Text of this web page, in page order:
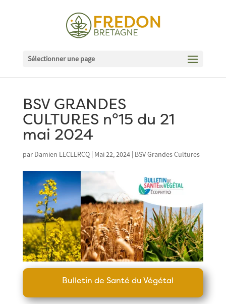
Sélectionner une page
BSV GRANDES
CULTURES n°15 du 21
mai 2024
par Damien LECLERCQ| Mai 22, 2024| BSV Grandes Cultures
Bulletin de Santé du Végétal